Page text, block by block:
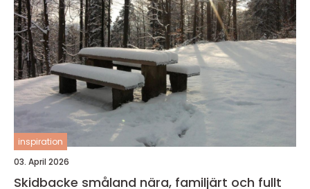
inspiration
03. April 2026
Skidbacke småland nära, familjärt och fullt